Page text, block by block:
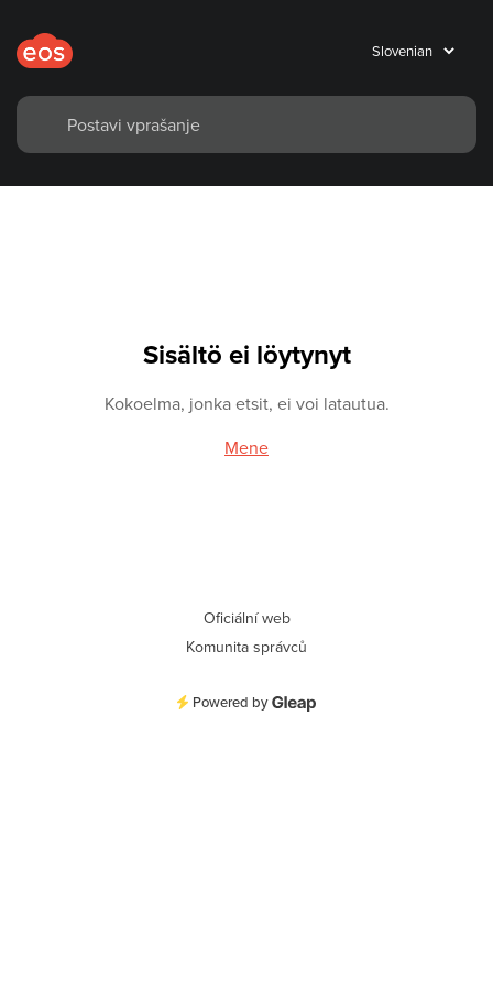
Sisältö ei löytynyt
Kokoelma, jonka etsit, ei voi latautua.
Mene
Oficiální web
Komunita správců
Powered by